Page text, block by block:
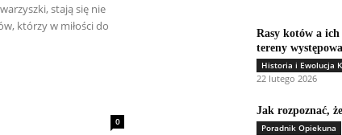
stają się nie
którzy w miłości do
0
Rasy kotów a
tereny
Historia i Ewolucja
22 lutego 2026
Jak rozpoznać,
Poradnik Opiekuna